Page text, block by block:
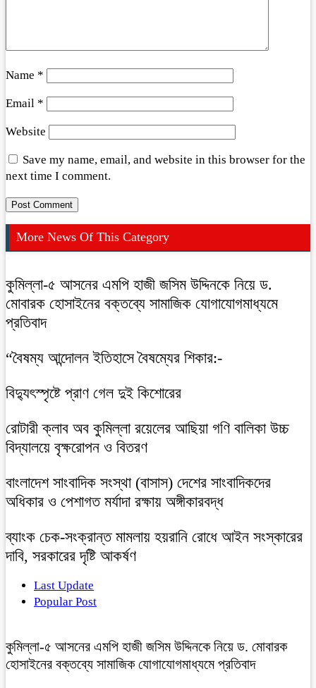
Name *
Email *
Website
Save my name, email, and website in this browser for the
next time I comment.
More News Of This Category
কুমিল্লা-৫ আসনের এমপি হাজী জসিম উদ্দিনকে নিয়ে ড.
মোবারক হোসাইনের বক্তব্যে সামাজিক যোগাযোগমাধ্যমে
প্রতিবাদ
“বৈষম্য আন্দোলন ইতিহাসে বৈষম্যের শিকার:-
বিদ্যুৎস্পৃষ্টে প্রাণ গেল দুই কিশোরের
রোটারী ক্লাব অব কুমিল্লা রয়েলের আছিয়া গণি বালিকা উচ্চ
বিদ্যালয়ে বৃক্ষরোপন ও বিতরণ
বাংলাদেশ সাংবাদিক সংস্থা (বাসাস) দেশের সাংবাদিকদের
অধিকার ও পেশাগত মর্যাদা রক্ষায় অঙ্গীকারবদ্ধ
ব্যাংক চেক-সংক্রান্ত মামলায় হয়রানি রোধে আইন সংস্কারের
দাবি, সরকারের দৃষ্টি আকর্ষণ
Last Update
Popular Post
কুমিল্লা-৫ আসনের এমপি হাজী জসিম উদ্দিনকে নিয়ে ড. মোবারক
হোসাইনের বক্তব্যে সামাজিক যোগাযোগমাধ্যমে প্রতিবাদ